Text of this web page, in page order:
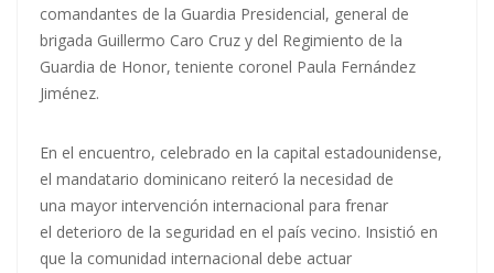
comandantes de la Guardia Presidencial, general de
brigada Guillermo Caro Cruz y del Regimiento de la
Guardia de Honor, teniente coronel Paula Fernández
Jiménez.
En el encuentro, celebrado en la capital estadounidense,
el mandatario dominicano reiteró la necesidad de
una mayor intervención internacional para frenar
el deterioro de la seguridad en el país vecino. Insistió en
que la comunidad internacional debe actuar